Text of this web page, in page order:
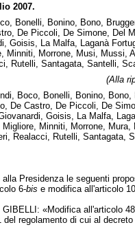
2007.
Bonelli, Bonino, Bono,
De Piccoli, De Simone, Del
Goisis, La Malfa, Laganà
Minniti, Morrone, Musi, Mussi,
Rutelli, Santagata, Santelli,
(Alla
Boco, Bonelli, Bonino,
De Castro, De Piccoli, De
Goisis, La Malfa,
Minniti, Morrone,
Realacci, Rutelli,
Presidenza le seguenti
6-bis e modifica all'articolo
«Modifica all'articolo
regolamento di cui al